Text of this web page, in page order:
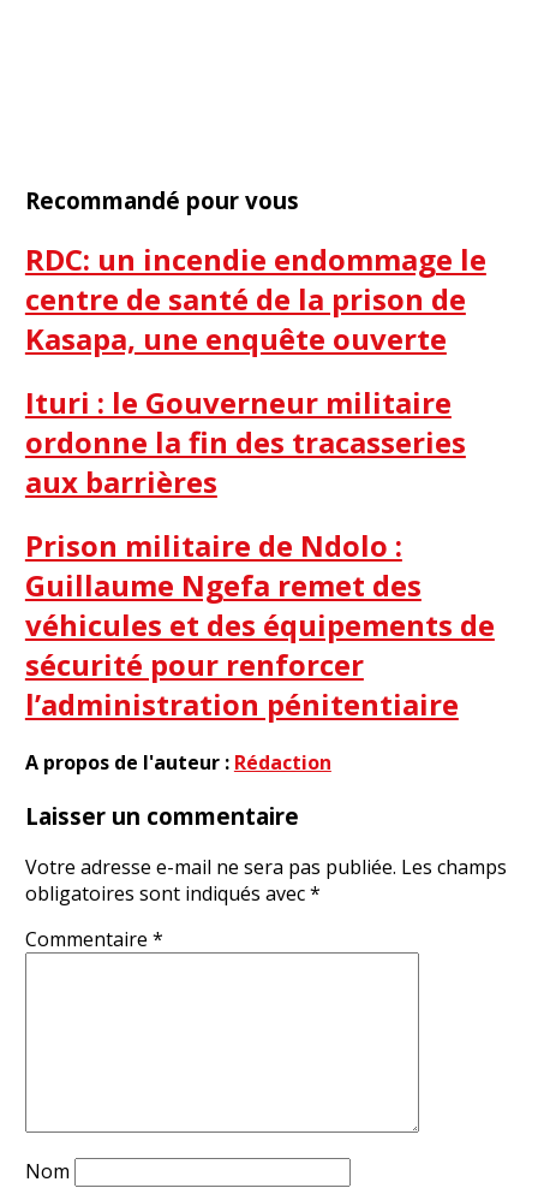
Recommandé pour vous
RDC: un incendie endommage le
centre de santé de la prison de
Kasapa, une enquête ouverte
Ituri : le Gouverneur militaire
ordonne la fin des tracasseries
aux barrières
Prison militaire de Ndolo :
Guillaume Ngefa remet des
véhicules et des équipements de
sécurité pour renforcer
l’administration pénitentiaire
A propos de l'auteur : Rédaction
Laisser un commentaire
Votre adresse e-mail ne sera pas publiée. Les champs
obligatoires sont indiqués avec*
Commentaire *
Nom